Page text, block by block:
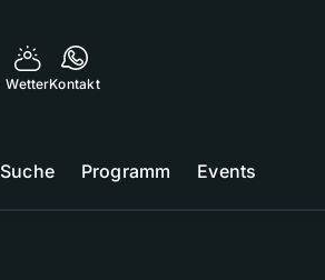
WetterKontakt
Suche Programm Events